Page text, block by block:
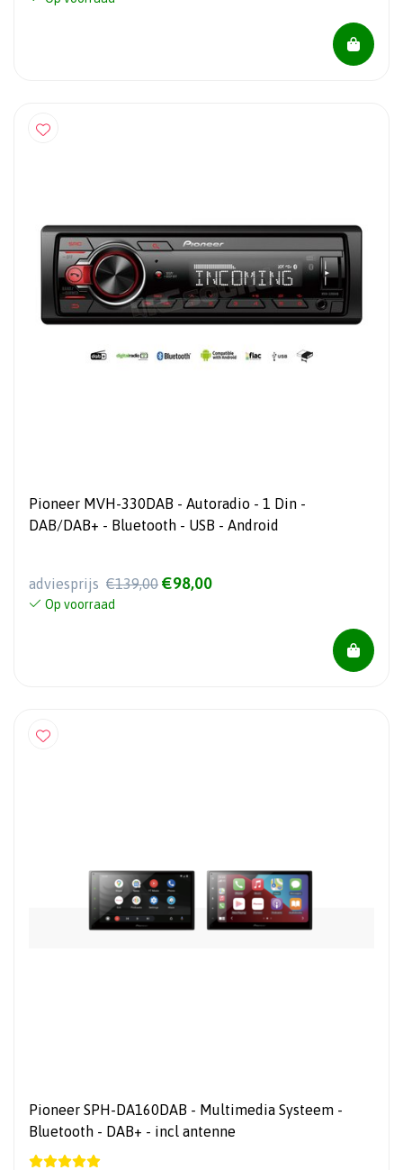
Pioneer MVH-330DAB - Autoradio - 1 Din -
DAB/DAB+ - Bluetooth - USB - Android
adviesprijs €139,00 €98,00
Op voorraad
Pioneer SPH-DA160DAB - Multimedia Systeem -
Bluetooth - DAB+ - incl antenne